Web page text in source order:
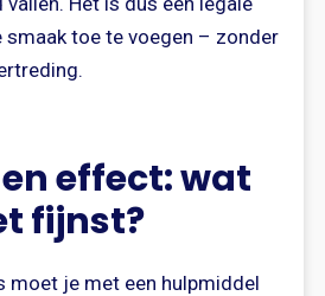
toe te voegen – zonder
effect: wat
fijnst?
moet je met een hulpmiddel